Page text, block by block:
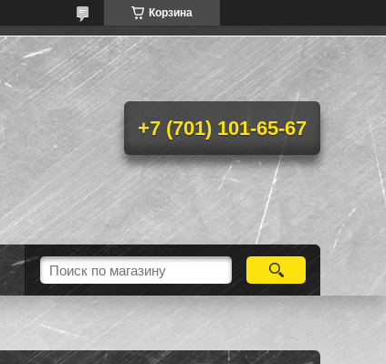
Корзина
+7 (701) 101-65-67